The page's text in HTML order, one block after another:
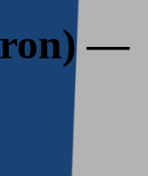
—